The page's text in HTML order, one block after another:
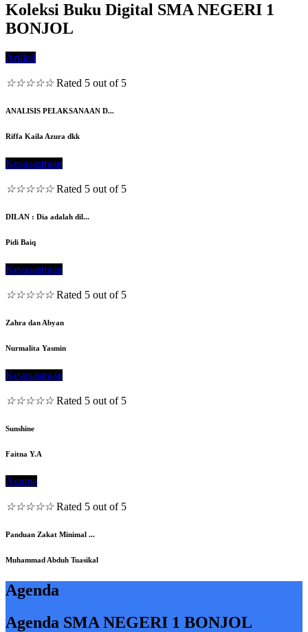
Koleksi Buku Digital SMA NEGERI 1
BONJOL
Artikel
☆☆☆☆☆ Rated 5 out of 5
ANALISIS PELAKSANAAN D...
Riffa Kaila Azura dkk
Kesusastraan
☆☆☆☆☆ Rated 5 out of 5
DILAN : Dia adalah dil...
Pidi Baiq
Kesusastraan
☆☆☆☆☆ Rated 5 out of 5
Zahra dan Abyan
Nurmalita Yasmin
Kesusastraan
☆☆☆☆☆ Rated 5 out of 5
Sunshine
Faitna Y.A
Agama
☆☆☆☆☆ Rated 5 out of 5
Panduan Zakat Minimal ...
Muhammad Abduh Tuasikal
Agenda
Agenda SMA NEGERI 1 BONJOL